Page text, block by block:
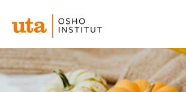
zum
Inhalt